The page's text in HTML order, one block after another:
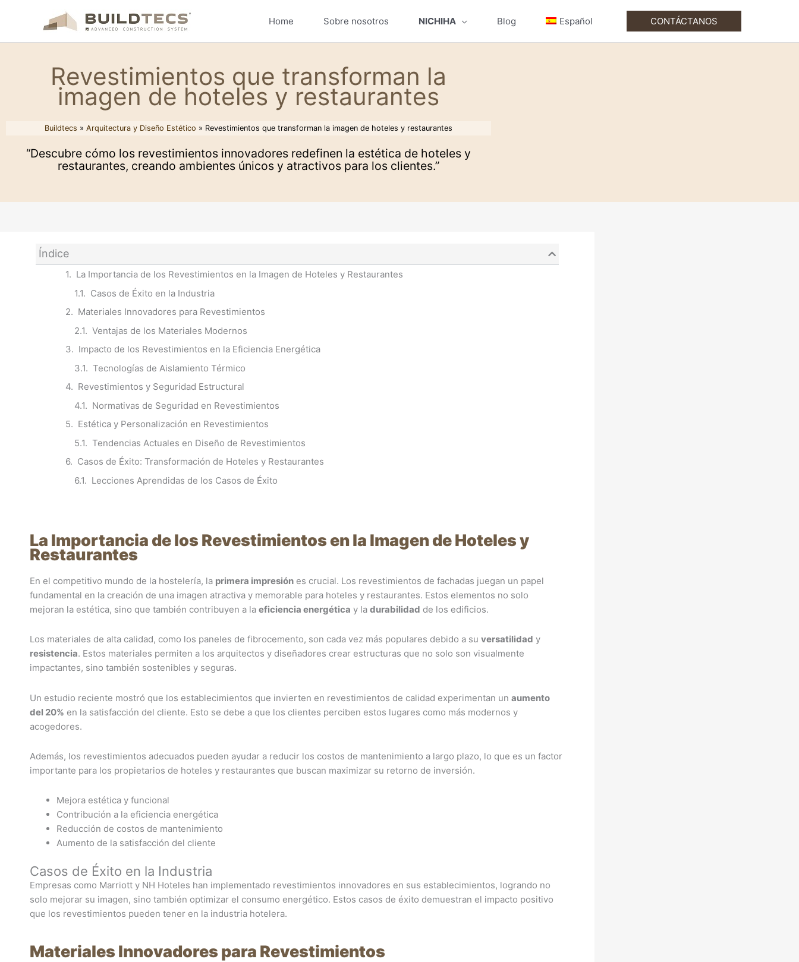
Home Sobre nosotros NICHIHA Blog Español CONTÁCTANOS
Revestimientos que transforman la
imagen de hoteles y restaurantes
Buildtecs » Arquitectura y Diseño Estético » Revestimientos que transforman la imagen de hoteles y restaurantes
“Descubre cómo los revestimientos innovadores redefinen la estética de hoteles y
restaurantes, creando ambientes únicos y atractivos para los clientes.”
Índice
La Importancia de los Revestimientos en la Imagen de Hoteles y Restaurantes
Casos de Éxito en la Industria
Materiales Innovadores para Revestimientos
Ventajas de los Materiales Modernos
Impacto de los Revestimientos en la Eficiencia Energética
Tecnologías de Aislamiento Térmico
Revestimientos y Seguridad Estructural
Normativas de Seguridad en Revestimientos
Estética y Personalización en Revestimientos
Tendencias Actuales en Diseño de Revestimientos
Casos de Éxito: Transformación de Hoteles y Restaurantes
Lecciones Aprendidas de los Casos de Éxito
La Importancia de los Revestimientos en la Imagen de Hoteles y
Restaurantes
En el competitivo mundo de la hostelería, la primera impresión es crucial. Los revestimientos de fachadas juegan un papel
fundamental en la creación de una imagen atractiva y memorable para hoteles y restaurantes. Estos elementos no solo
mejoran la estética, sino que también contribuyen a la eficiencia energética y la durabilidad de los edificios.
Los materiales de alta calidad, como los paneles de fibrocemento, son cada vez más populares debido a su versatilidad y
resistencia. Estos materiales permiten a los arquitectos y diseñadores crear estructuras que no solo son visualmente
impactantes, sino también sostenibles y seguras.
Un estudio reciente mostró que los establecimientos que invierten en revestimientos de calidad experimentan un aumento
del 20% en la satisfacción del cliente. Esto se debe a que los clientes perciben estos lugares como más modernos y
acogedores.
Además, los revestimientos adecuados pueden ayudar a reducir los costos de mantenimiento a largo plazo, lo que es un factor
importante para los propietarios de hoteles y restaurantes que buscan maximizar su retorno de inversión.
Mejora estética y funcional
Contribución a la eficiencia energética
Reducción de costos de mantenimiento
Aumento de la satisfacción del cliente
Casos de Éxito en la Industria
Empresas como Marriott y NH Hoteles han implementado revestimientos innovadores en sus establecimientos, logrando no
solo mejorar su imagen, sino también optimizar el consumo energético. Estos casos de éxito demuestran el impacto positivo
que los revestimientos pueden tener en la industria hotelera.
Materiales Innovadores para Revestimientos